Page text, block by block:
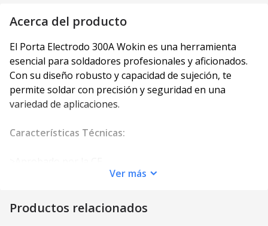
Acerca del producto
El Porta Electrodo 300A Wokin es una herramienta
esencial para soldadores profesionales y aficionados.
Con su diseño robusto y capacidad de sujeción, te
permite soldar con precisión y seguridad en una
variedad de aplicaciones.
Características Técnicas:
>Material: hierro superior, latón inferior
>Electrodos de hasta 5/64"-1/4" (2,0 mm-6,35 mm)
Ver más
Productos relacionados